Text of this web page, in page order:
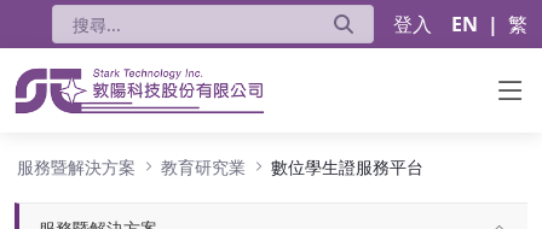
登入 EN | 繁
服務暨解決方案 教育研究業 數位學生證服務平台